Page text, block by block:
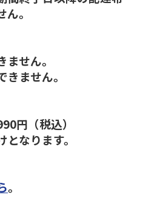
。
せん。
ません。
円（税込）
なります。
。